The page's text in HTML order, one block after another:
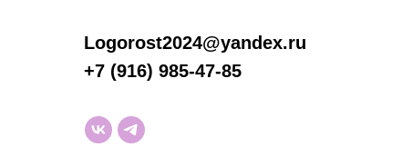
Logorost2024@yandex.ru
+7 (916) 985-47-85